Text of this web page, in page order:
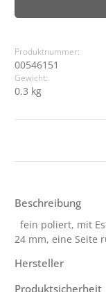
Produktnummer:
00546151
Gewicht:
0.3 kg
Beschreibung
fein poliert, mit
24 mm, eine Seite
Hersteller
Produktsicherheit